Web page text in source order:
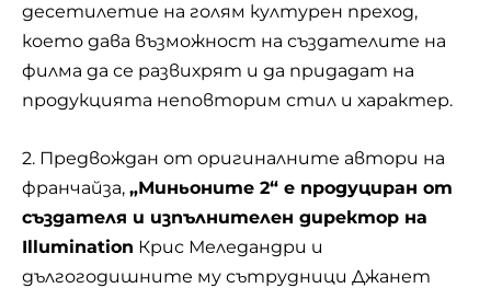
десетилетие на голям културен преход,
което дава възможност на създателите на
филма да се развихрят и да придадат на
продукцията неповторим стил и характер.
2. Предвождан от оригиналните автори на
франчайза, „Миньоните 2“ е продуциран от
създателя и изпълнителен директор на
Illumination Крис Меледандри и
дългогодишните му сътрудници Джанет